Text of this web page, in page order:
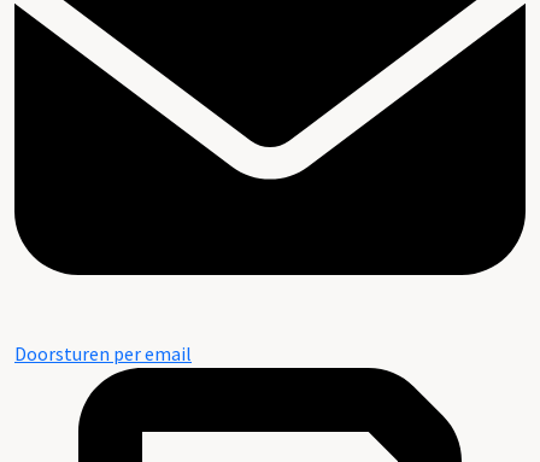
Doorsturen per email